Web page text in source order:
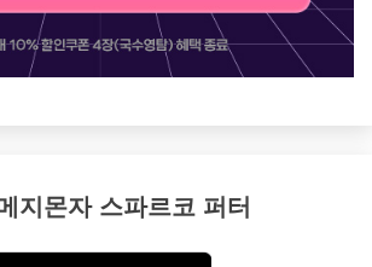
지몬자 스파르코 퍼터